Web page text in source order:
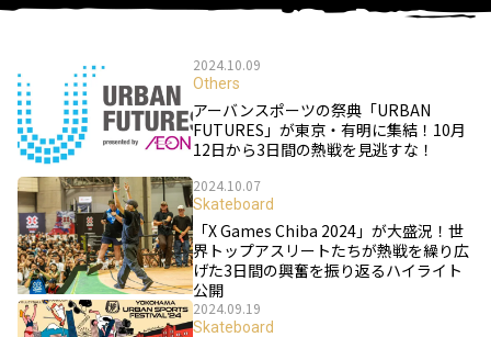
2024.10.09
Others
アーバンスポーツの祭典「URBAN
FUTURES」が東京・有明に集結！10月
12日から3日間の熱戦を見逃すな！
2024.10.07
Skateboard
「X Games Chiba 2024」が大盛況！世
界トップアスリートたちが熱戦を繰り広
げた3日間の興奮を振り返るハイライト
公開
2024.09.19
Skateboard